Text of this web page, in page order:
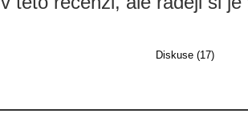
Diskuse (17)